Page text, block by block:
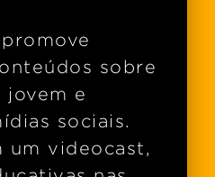
sobre
jovem e
sociais.
um videocast,